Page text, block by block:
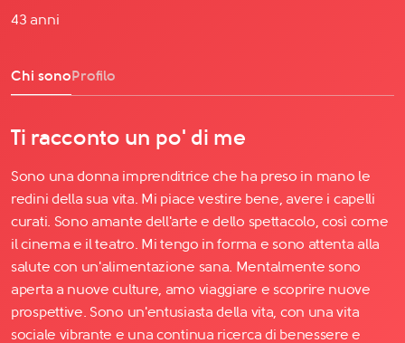
43 anni
Chi sonoProfilo
Ti racconto un po' di me
Sono una donna imprenditrice che ha preso in mano le
redini della sua vita. Mi piace vestire bene, avere i capelli
curati. Sono amante dell'arte e dello spettacolo, così come
il cinema e il teatro. Mi tengo in forma e sono attenta alla
salute con un'alimentazione sana. Mentalmente sono
aperta a nuove culture, amo viaggiare e scoprire nuove
prospettive. Sono un'entusiasta della vita, con una vita
sociale vibrante e una continua ricerca di benessere e